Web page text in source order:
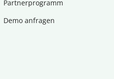
Partnerprogramm
Demo anfragen